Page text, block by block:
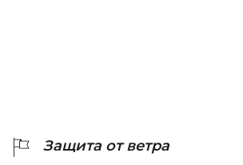
Защита от ветра